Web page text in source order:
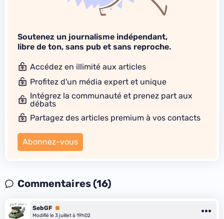
Soutenez un journalisme indépendant,
libre de ton, sans pub et sans reproche.
Accédez en illimité aux articles
Profitez d'un média expert et unique
Intégrez la communauté et prenez part aux
débats
Partagez des articles premium à vos contacts
Abonnez-vous
Commentaires (16)
SebGF Premium
Modifié le 3 juillet à 19h02